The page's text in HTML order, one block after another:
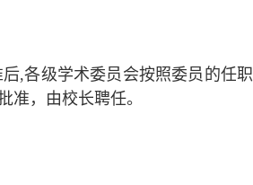
后,各级学术委员会按照委员的任职
，由校长聘任。